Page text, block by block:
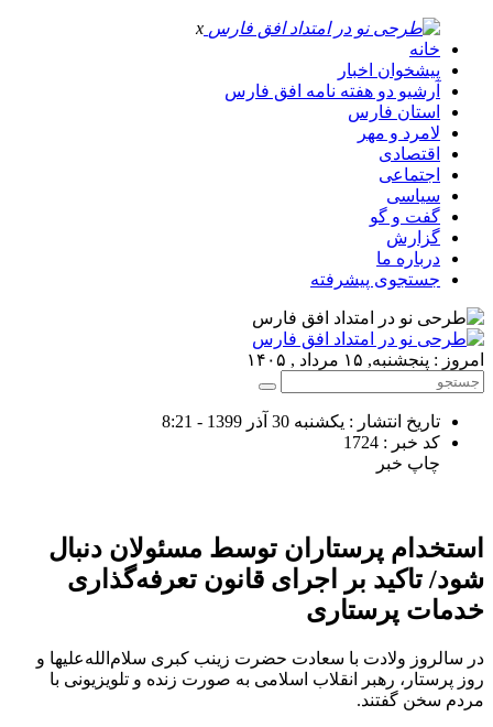
x
خانه
پیشخوان اخبار
آرشیو دو هفته نامه افق فارس
استان فارس
لامرد و مهر
اقتصادی
اجتماعی
سیاسی
گفت و گو
گزارش
درباره ما
جستجوی پیشرفته
امروز : پنجشنبه, ۱۵ مرداد , ۱۴۰۵
تاریخ انتشار : یکشنبه 30 آذر 1399 - 8:21
کد خبر : 1724
چاپ خبر
استخدام پرستاران توسط مسئولان دنبال
شود/ تاکید بر اجرای قانون تعرفه‌گذاری
خدمات پرستاری
در سالروز ولادت با سعادت حضرت زینب کبری سلام‌الله‌علیها و
روز پرستار، رهبر انقلاب اسلامی به صورت زنده و تلویزیونی با
مردم سخن گفتند.